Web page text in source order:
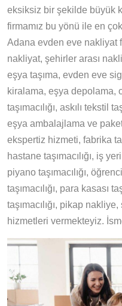
eksiksiz bir şekilde büyük
firmamız bu yönü ile en
Adana evden eve nakliyat
nakliyat, şehirler arası
eşya taşıma, evden eve
kiralama, eşya depolama,
taşımacılığı, askılı tekstil
eşya ambalajlama ve
ekspertiz hizmeti, fabrika
hastane taşımacılığı, iş yeri
piyano taşımacılığı,
taşımacılığı, para kasası
taşımacılığı, pikap nakliye,
hizmetleri vermekteyiz.